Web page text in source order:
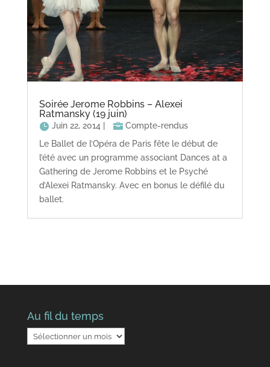
Soirée Jerome Robbins – Alexei
Ratmansky (19 juin)
Juin 22, 2014
Compte-rendus
Le Ballet de l’Opéra de Paris fête le début de
l’été avec un programme associant Dances at a
Gathering de Jerome Robbins et le Psyché
d’Alexei Ratmansky. Avec en bonus le défilé du
ballet.
Au fil du temps
Au
fil